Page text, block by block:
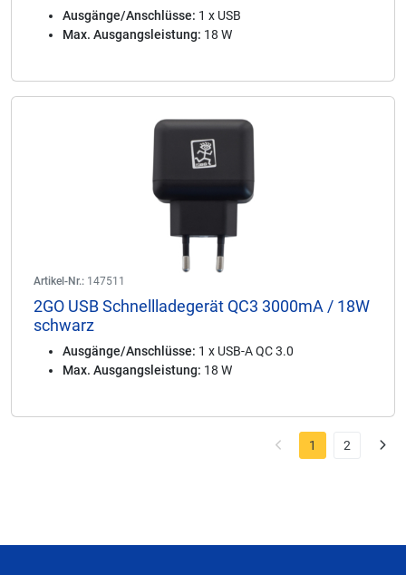
Ausgänge/Anschlüsse: 1 x USB
Max. Ausgangsleistung: 18 W
Artikel-Nr.: 147511
2GO USB Schnellladegerät QC3 3000mA / 18W
schwarz
Ausgänge/Anschlüsse: 1 x USB-A QC 3.0
Max. Ausgangsleistung: 18 W
1 2